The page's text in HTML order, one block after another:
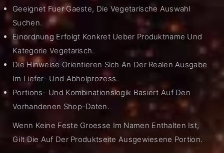
Geeignet Fuer Gaeste, Die Vegetarische Auswahl
Suchen.
Einordnung Erfolgt Konkret Ueber Produktname Und
Kategorie Vegetarisch.
Die Hinweise Orientieren Sich An Der Realen Ausgabe
Im Liefer- Und Abholprozess.
Portions- Und Kombinationslogik Basiert Auf Den
Vorhandenen Shop-Daten.
Wenn Keine Feste Groesse Im Namen Enthalten Ist,
Gilt Die Auf Der Produktseite Ausgewiesene Portion.